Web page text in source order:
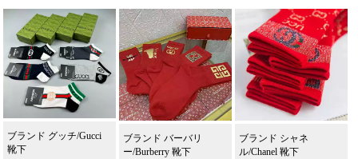
ブランド グッチ/Gucci
靴下
ブランド バーバリ
ー/Burberry 靴下
ブランド シャネ
ル/Chanel 靴下